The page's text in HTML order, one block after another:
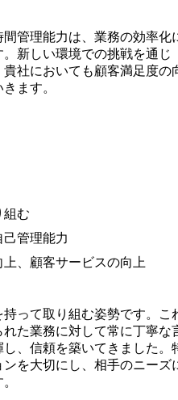
管理能力は、業務の効率化
新しい環境での挑戦を通じ
社においても顧客満足度の
ます。
組む
管理能力
、顧客サービスの向上
って取り組む姿勢です。こ
た業務に対して常に丁寧な
、信頼を築いてきました。
を大切にし、相手のニーズ